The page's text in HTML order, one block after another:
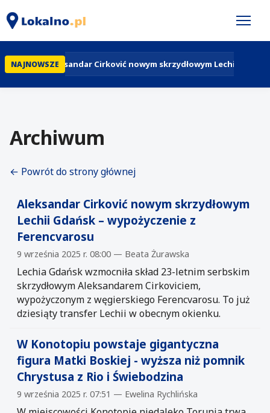
NAJNOWSZEAleksandar Cirković nowym skrzydłowym Lechii
Archiwum
← Powrót do strony głównej
Aleksandar Cirković nowym skrzydłowym
Lechii Gdańsk – wypożyczenie z
Ferencvarosu
9 września 2025 r. 08:00 — Beata Żurawska
Lechia Gdańsk wzmocniła skład 23-letnim serbskim
skrzydłowym Aleksandarem Cirkoviciem,
wypożyczonym z węgierskiego Ferencvarosu. To już
dziesiąty transfer Lechii w obecnym okienku.
W Konotopiu powstaje gigantyczna
figura Matki Boskiej - wyższa niż pomnik
Chrystusa z Rio i Świebodzina
9 września 2025 r. 07:51 — Ewelina Rychlińska